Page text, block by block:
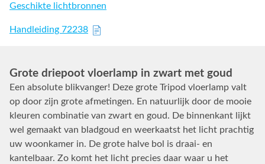
Geschikte lichtbronnen
Handleiding 72238
Grote driepoot vloerlamp in zwart met goud
Een absolute blikvanger! Deze grote Tripod vloerlamp valt
op door zijn grote afmetingen. En natuurlijk door de mooie
kleuren combinatie van zwart en goud. De binnenkant lijkt
wel gemaakt van bladgoud en weerkaatst het licht prachtig
uw woonkamer in. De grote halve bol is draai- en
kantelbaar. Zo komt het licht precies daar waar u het